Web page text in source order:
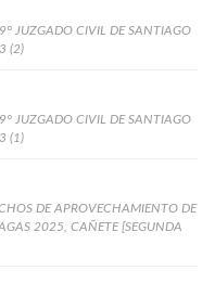
JUZGADO CIVIL DE SANTIAGO
(2)
JUZGADO CIVIL DE SANTIAGO
(1)
DE APROVECHAMIENTO DE
2025, CAÑETE [SEGUNDA